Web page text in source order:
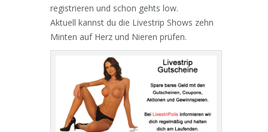
registrieren und schon gehts low.
Aktuell kannst du die Livestrip Shows zehn
Minten auf Herz und Nieren prüfen.